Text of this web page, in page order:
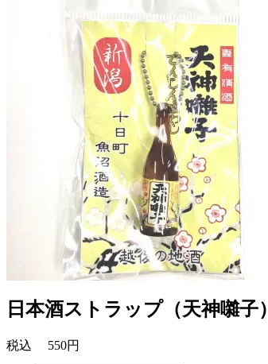
日本酒ストラップ（天神囃子）
税込 550円